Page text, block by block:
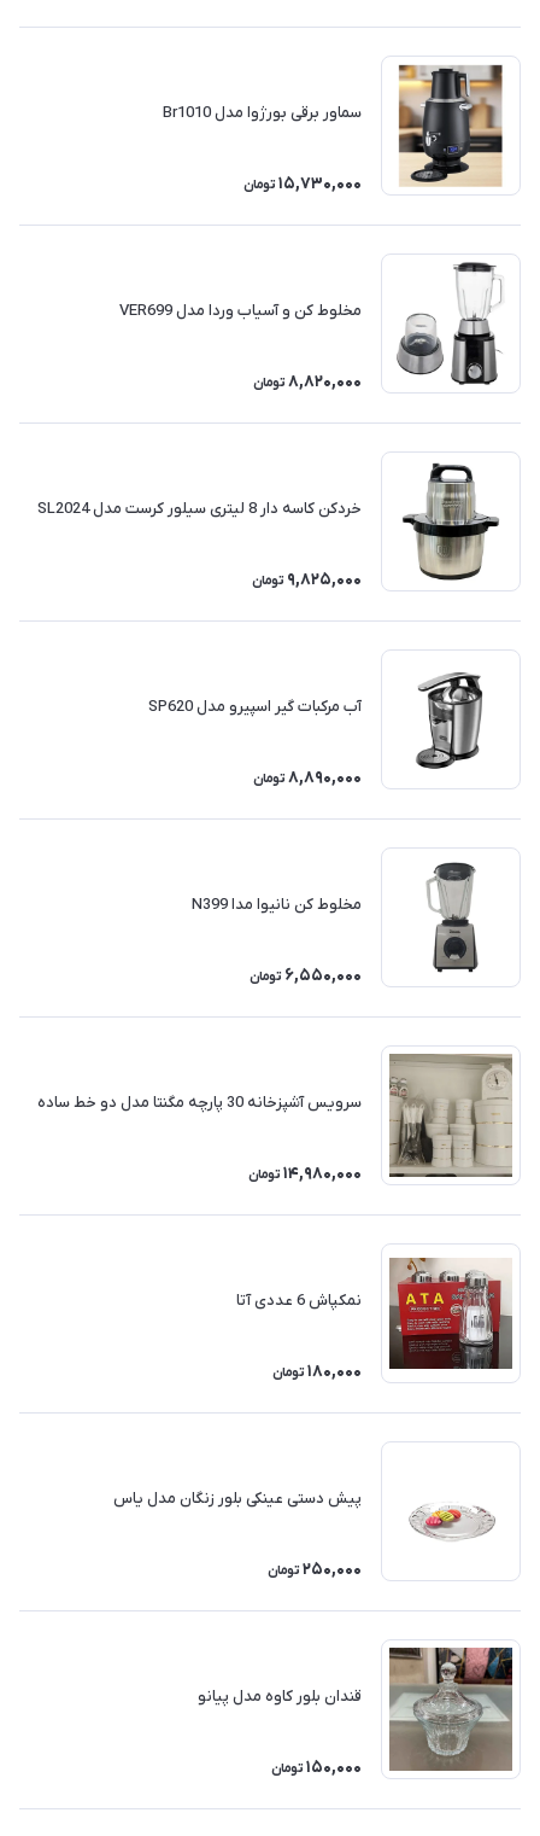
سماور برقی بورژوا مدل Br1010
15,730,000 تومان
مخلوط کن و آسیاب وردا مدل VER699
8,820,000 تومان
خردکن کاسه دار 8 لیتری سیلور کرست مدل SL2024
9,825,000 تومان
آب مرکبات گیر اسپیرو مدل SP620
8,890,000 تومان
مخلوط کن نانیوا مدا N399
6,550,000 تومان
سرویس آشپزخانه 30 پارچه مگنتا مدل دو خط ساده
14,980,000 تومان
نمکپاش 6 عددی آتا
180,000 تومان
پیش دستی عینکی بلور زنگان مدل یاس
250,000 تومان
قندان بلور کاوه مدل پیانو
150,000 تومان